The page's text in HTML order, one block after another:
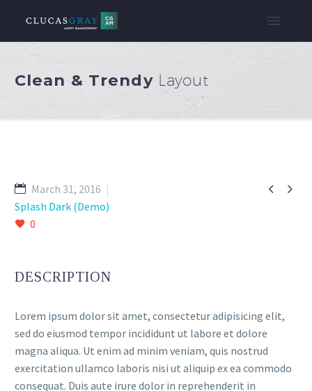
Clean & Trendy Layout
 
March 31, 2016
Splash Dark (Demo)
0
DESCRIPTION
Lorem ipsum dolor sit amet, consectetur adipisicing elit,
sed do eiusmod tempor incididunt ut labore et dolore
magna aliqua. Ut enim ad minim veniam, quis nostrud
exercitation ullamco laboris nisi ut aliquip ex ea commodo
consequat. Duis aute irure dolor in reprehenderit in